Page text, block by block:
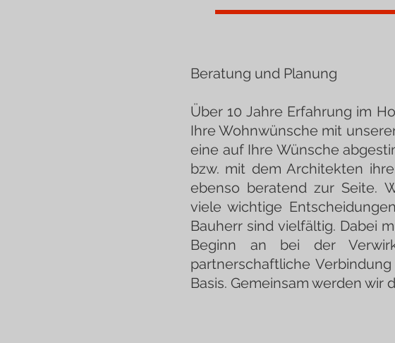
Beratung und Planung
Über 10 Jahre Erfahrung im
Ihre Wohnwünsche mit
eine auf Ihre Wünsche
bzw. mit dem Architekten
ebenso beratend zur Seite.
viele wichtige
Bauherr sind vielfältig. Dabei
Beginn an bei der
partnerschaftliche
Basis. Gemeinsam werden wir